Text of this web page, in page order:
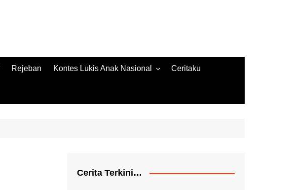
Rejeban Kontes Lukis Anak Nasional
Jambore Gambar 2020
Ceritaku
Cerita Terkini…